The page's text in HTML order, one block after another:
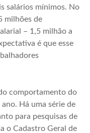
salários mínimos. No
milhões de
– 1,5 milhão a
é que esse
comportamento do
Há uma série de
para pesquisas de
o Cadastro Geral de